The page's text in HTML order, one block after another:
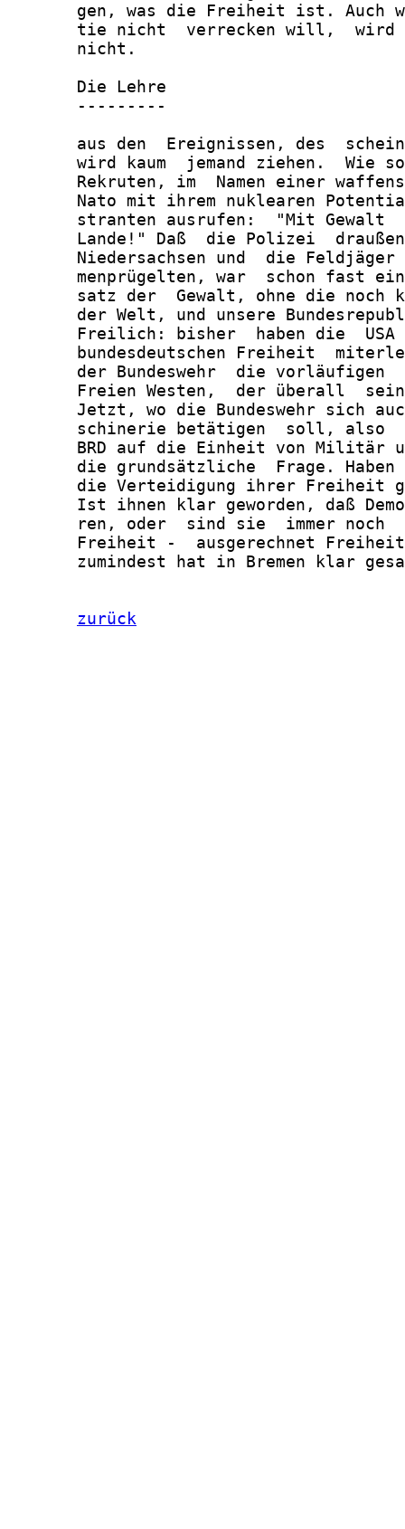
gen, was die Freiheit ist. Auch
tie nicht  verrecken will,
       nicht.
       Die Lehre
       ---------
aus den  Ereignissen, des
wird kaum  jemand ziehen.  Wie
Rekruten, im  Namen einer
Nato mit ihrem nuklearen
stranten ausrufen:  "Mit Gewalt
Lande!" Daß  die Polizei
Niedersachsen und  die
menprügelten, war  schon fast
satz der  Gewalt, ohne die noch
der Welt, und unsere
Freilich: bisher  haben die
bundesdeutschen Freiheit
der Bundeswehr  die vorläufigen
Freien Westen,  der überall
Jetzt, wo die Bundeswehr sich
schinerie betätigen  soll, also
BRD auf die Einheit von Militär
die grundsätzliche  Frage.
die Verteidigung ihrer Freiheit
Ist ihnen klar geworden, daß
ren, oder  sind sie  immer noch
Freiheit -  ausgerechnet
zumindest hat in Bremen klar
zurück